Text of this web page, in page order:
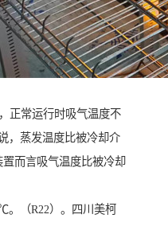
正常运行时吸气温度不
，蒸发温度比被冷却介
而言吸气温度比被冷却
（R22）。四川美柯